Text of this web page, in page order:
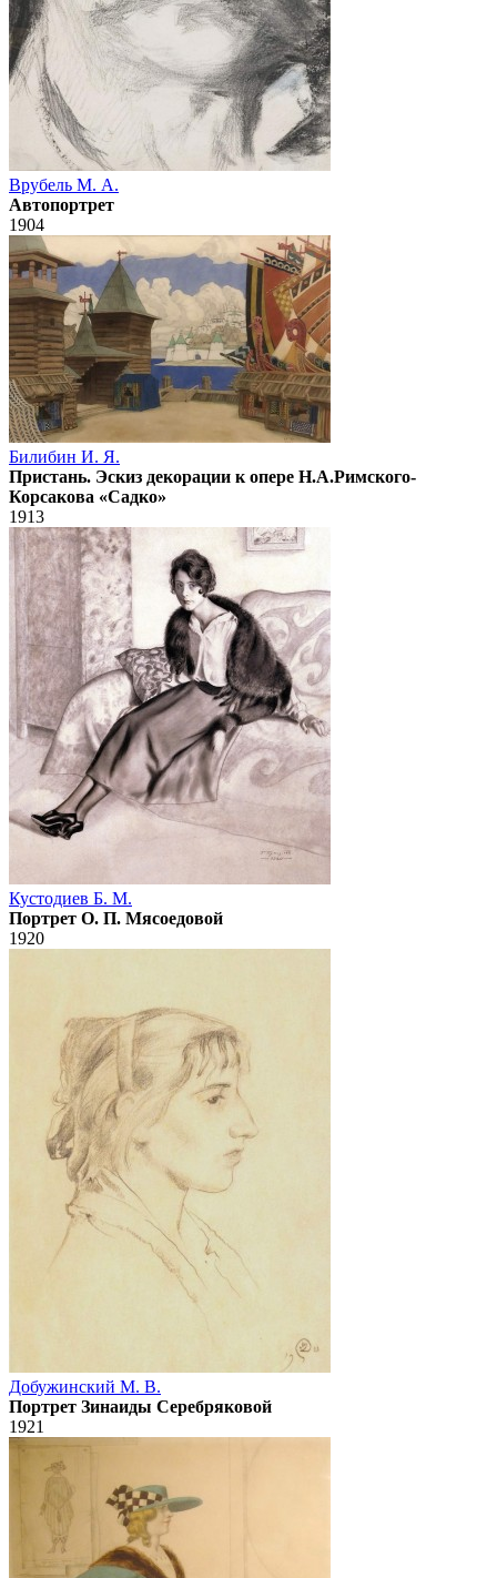
Врубель М. А.
Автопортрет
1904
Билибин И. Я.
Пристань. Эскиз декорации к опере Н.А.Римского-
Корсакова «Садко»
1913
Кустодиев Б. М.
Портрет О. П. Мясоедовой
1920
Добужинский М. В.
Портрет Зинаиды Серебряковой
1921